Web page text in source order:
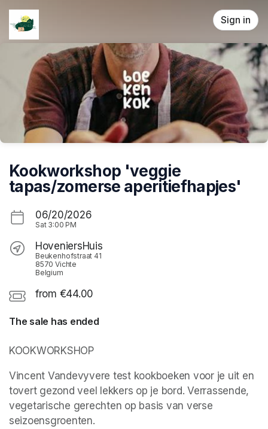
Skip header
Sign in
Kookworkshop 'veggie
tapas/zomerse aperitiefhapjes'
06/20/2026
Sat 3:00 PM
HoveniersHuis
Beukenhofstraat 41
8570 Vichte
Belgium
from €44.00
The sale has ended
KOOKWORKSHOP
Vincent Vandevyvere test kookboeken voor je uit en
tovert gezond veel lekkers op je bord. Verrassende,
vegetarische gerechten op basis van verse
seizoensgroenten.